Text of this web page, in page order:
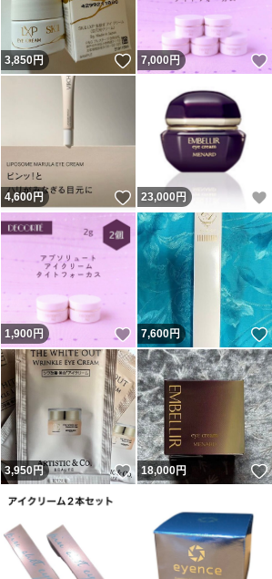
いいね！
3,850円 いいね！
7,000円
いいね！
4,600円 いいね！
23,000 円
いいね！
1,900円 いいね！
7,600円
いいね！
3,950円 いいね！
18,000円